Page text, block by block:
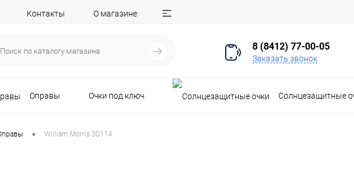
Контакты О магазине
8 (8412) 77-00-05
Заказать звонок
Оправы Очки под ключ Солнцезащитные
• William Morris 30114